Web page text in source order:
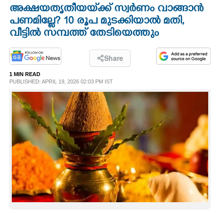
OPINION
PHOTOS
LIFESTYLE
SPIRITUAL
INFO+
ART
ASTRO
അക്ഷയ‌തൃതീയയ്‌ക്ക് സ്വർണം വാങ്ങാൻ
പണമില്ലേ? 10 രൂപ മുടക്കിയാൽ മതി,
വീട്ടിൽ സമ്പത്ത് തേടിയെത്തും
Share
1 MIN READ
PUBLISHED: APRIL 19, 2026 02:03 PM IST